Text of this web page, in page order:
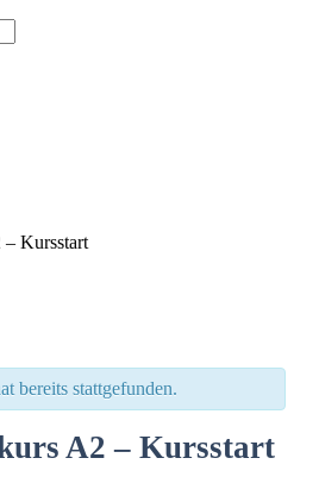
Kursstart
bereits stattgefunden.
A2 – Kursstart